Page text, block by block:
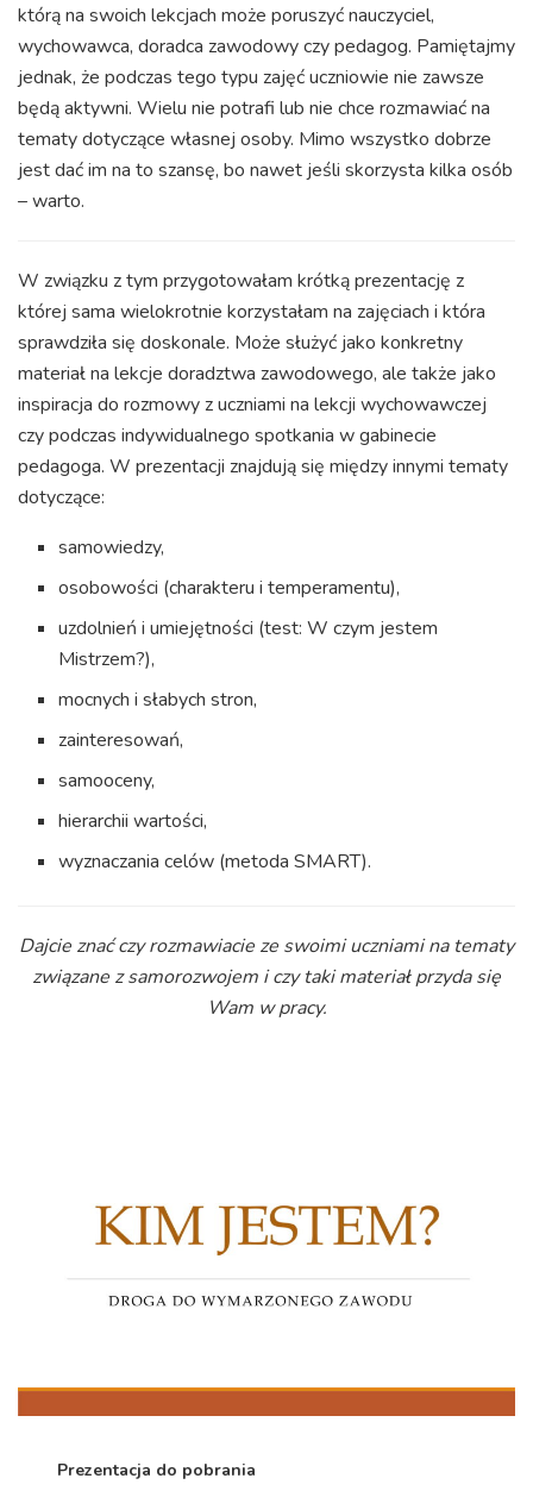
którą na swoich lekcjach może poruszyć nauczyciel,
wychowawca, doradca zawodowy czy pedagog. Pamiętajmy
jednak, że podczas tego typu zajęć uczniowie nie zawsze
będą aktywni. Wielu nie potrafi lub nie chce rozmawiać na
tematy dotyczące własnej osoby. Mimo wszystko dobrze
jest dać im na to szansę, bo nawet jeśli skorzysta kilka osób
– warto.
W związku z tym przygotowałam krótką prezentację z
której sama wielokrotnie korzystałam na zajęciach i która
sprawdziła się doskonale. Może służyć jako konkretny
materiał na lekcje doradztwa zawodowego, ale także jako
inspiracja do rozmowy z uczniami na lekcji wychowawczej
czy podczas indywidualnego spotkania w gabinecie
pedagoga. W prezentacji znajdują się między innymi tematy
dotyczące:
samowiedzy,
osobowości (charakteru i temperamentu),
uzdolnień i umiejętności (test: W czym jestem
Mistrzem?),
mocnych i słabych stron,
zainteresowań,
samooceny,
hierarchii wartości,
wyznaczania celów (metoda SMART).
Dajcie znać czy rozmawiacie ze swoimi uczniami na tematy
związane z samorozwojem i czy taki materiał przyda się
Wam w pracy.
Prezentacja do pobrania